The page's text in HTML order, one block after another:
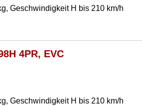
Geschwindigkeit H bis 210 km/h
4PR, EVC
Geschwindigkeit H bis 210 km/h